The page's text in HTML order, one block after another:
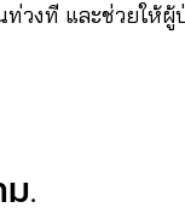
วงที และช่วยให้
.